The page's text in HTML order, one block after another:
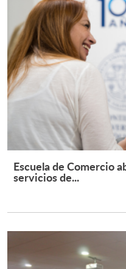
Escuela de Comercio
servicios de...